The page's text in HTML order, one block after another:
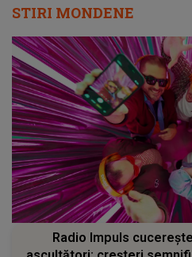
STIRI MONDENE
Radio Impuls